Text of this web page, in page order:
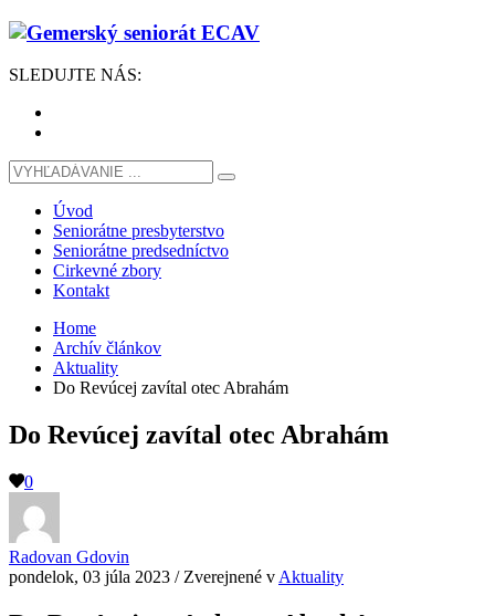
SLEDUJTE NÁS:
Úvod
Seniorátne presbyterstvo
Seniorátne predsedníctvo
Cirkevné zbory
Kontakt
Home
Archív článkov
Aktuality
Do Revúcej zavítal otec Abrahám
Do Revúcej zavítal otec Abrahám
0
Radovan Gdovin
pondelok, 03 júla 2023 / Zverejnené v Aktuality